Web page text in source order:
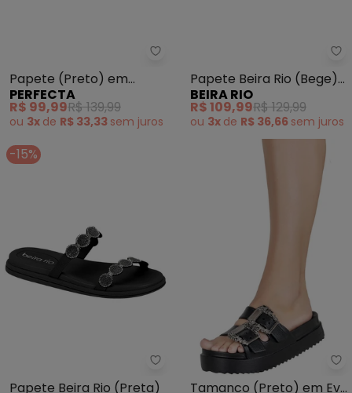
Perfecta - Papete (Preto) em
Papete (Preto) em
Sintético
PERFECTA
R$ 99,99R$ 139,99
ou 3x de R$ 33,33 sem juros
Papete Beira Rio (Bege)
com Detalhe de Strass
BEIRA RIO
R$ 109,99R$ 129,99
ou 3x de R$ 36,66 sem juros
-15%
Beira Rio - Papete Beira Rio
Papete Beira Rio (Preta)
Tamanco (Preto) em Eva